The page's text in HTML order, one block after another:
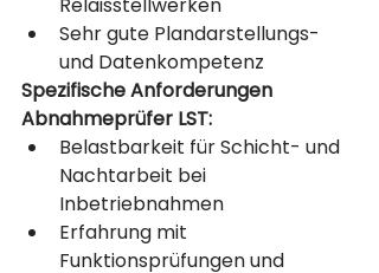
Relaisstellwerken
Sehr gute Plandarstellungs-
und Datenkompetenz
Spezifische Anforderungen
Abnahmeprüfer LST:
Belastbarkeit für Schicht- und
Nachtarbeit bei
Inbetriebnahmen
Erfahrung mit
Funktionsprüfungen und